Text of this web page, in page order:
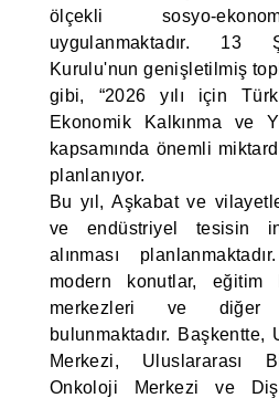
ölçekli sosyo-
uygulanmaktadır. 13
Kurulu'nun genişletilmiş
gibi, “2026 yılı için
Ekonomik Kalkınma ve
kapsamında önemli
planlanıyor.
Bu yıl, Aşkabat ve
ve endüstriyel tesisin
alınması
modern konutlar, eğitim
merkezleri ve diğer
bulunmaktadır. Başkentte,
Merkezi, Uluslararası
Onkoloji Merkezi ve Diş